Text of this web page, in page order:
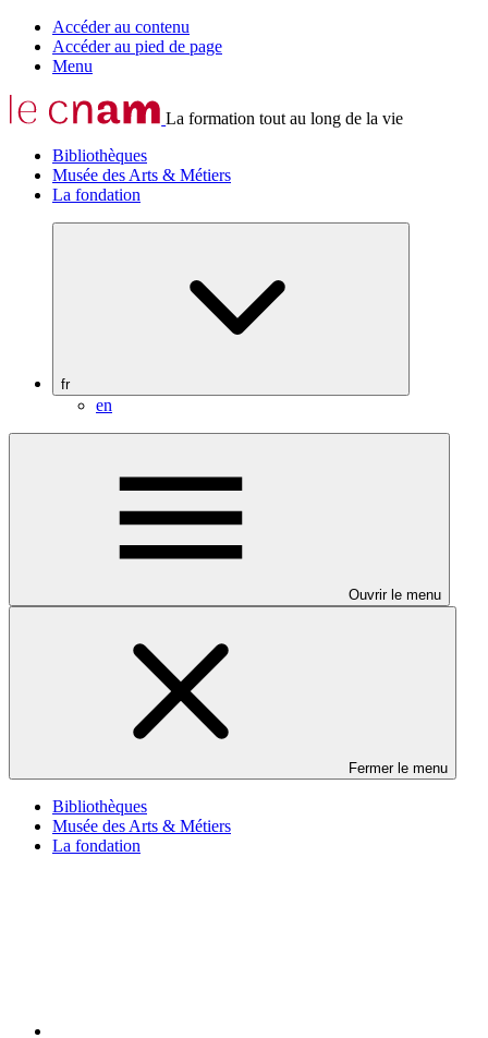
Accéder au contenu
Accéder au pied de page
Menu
La formation tout au long de la vie
Bibliothèques
Musée des Arts & Métiers
La fondation
fr
en
Ouvrir le menu
Fermer le menu
Bibliothèques
Musée des Arts & Métiers
La fondation